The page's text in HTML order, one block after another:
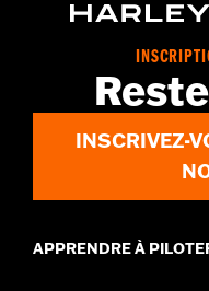
INSCRIVEZ-
APPRENDRE À